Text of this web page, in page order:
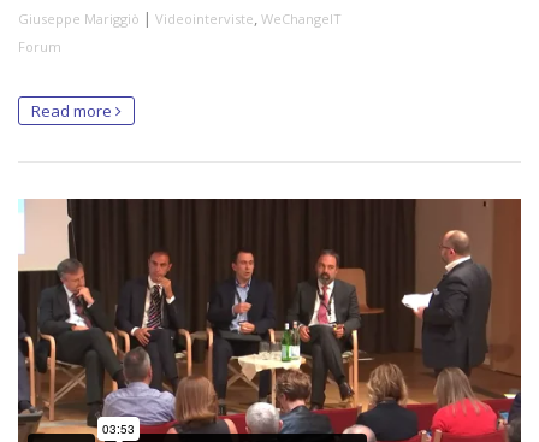
Giuseppe Mariggiò | Videointerviste, WeChangeIT
Forum
Read more